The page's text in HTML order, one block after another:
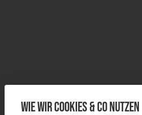
Wie wir Cookies & Co nutzen